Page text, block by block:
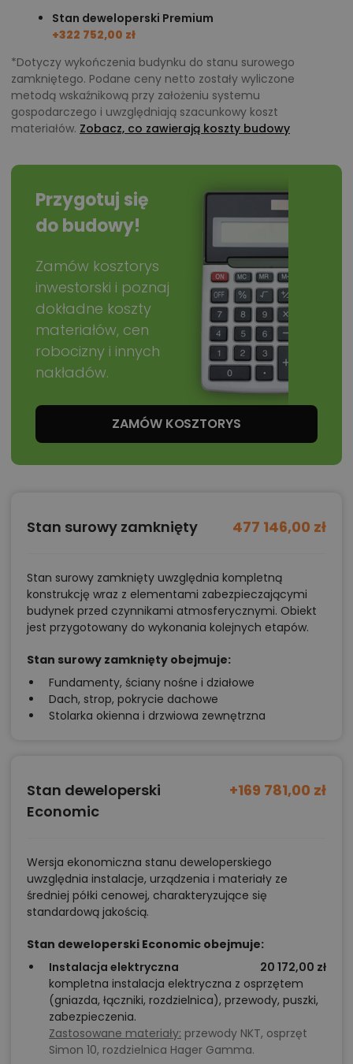
Stan deweloperski Premium
+322 752,00 zł
*Dotyczy wykończenia budynku do stanu surowego
zamkniętego. Podane ceny netto zostały wyliczone
metodą wskaźnikową przy założeniu systemu
gospodarczego i uwzględniają szacunkowy koszt
materiałów. Zobacz, co zawierają koszty budowy
Przygotuj się
do budowy!
Zamów kosztorys
inwestorski i poznaj
dokładne koszty
materiałów, cen
robocizny i innych
nakładów.
ZAMÓW KOSZTORYS
Stan surowy zamknięty 477 146,00 zł
Stan surowy zamknięty uwzględnia kompletną
konstrukcję wraz z elementami zabezpieczającymi
budynek przed czynnikami atmosferycznymi. Obiekt
jest przygotowany do wykonania kolejnych etapów.
Stan surowy zamknięty obejmuje:
Fundamenty, ściany nośne i działowe
Dach, strop, pokrycie dachowe
Stolarka okienna i drzwiowa zewnętrzna
Stan deweloperski
Economic
+169 781,00 zł
Wersja ekonomiczna stanu deweloperskiego
uwzględnia instalacje, urządzenia i materiały ze
średniej półki cenowej, charakteryzujące się
standardową jakością.
Stan deweloperski Economic obejmuje:
Instalacja elektryczna
20 172,00 zł
kompletna instalacja elektryczna z osprzętem
(gniazda, łączniki, rozdzielnica), przewody, puszki,
zabezpieczenia.
Zastosowane materiały: przewody NKT, osprzęt
Simon 10, rozdzielnica Hager Gamma.